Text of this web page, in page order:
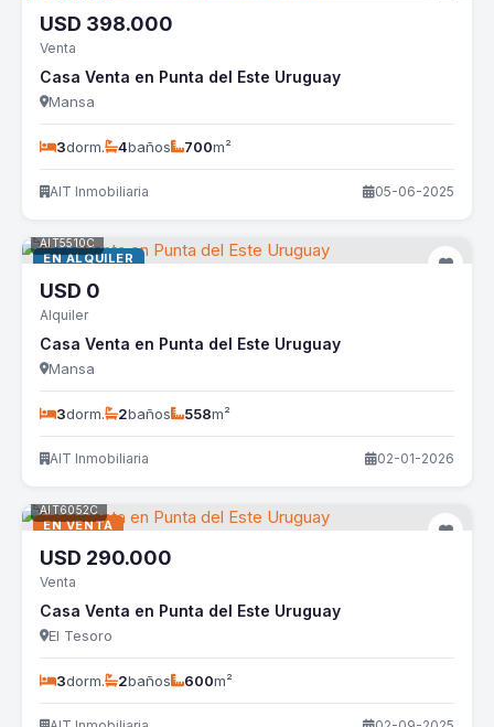
USD 398.000
Venta
Casa Venta en Punta del Este Uruguay
Mansa
3dorm. 4baños 700m²
AIT Inmobiliaria 05-06-2025
EN ALQUILER
AIT5510C
USD 0
Alquiler
Casa Venta en Punta del Este Uruguay
Mansa
3dorm. 2baños 558m²
AIT Inmobiliaria 02-01-2026
EN VENTA
AIT6052C
USD 290.000
Venta
Casa Venta en Punta del Este Uruguay
El Tesoro
3dorm. 2baños 600m²